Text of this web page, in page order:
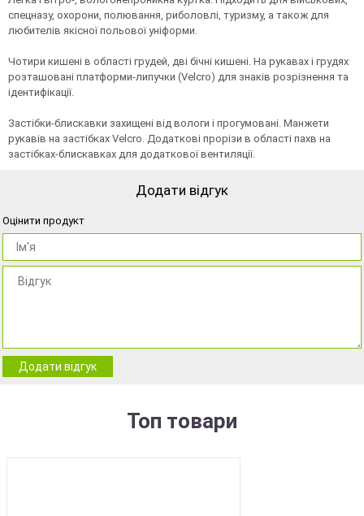
спецназу, охорони, полювання, риболовлі, туризму, а також для
любителів якісної польової уніформи.
Чотири кишені в області грудей, дві бічні кишені. На рукавах і грудях
розташовані платформи-липучки (Velcro) для знаків розрізнення та
ідентифікації.
Застібки-блискавки захищені від вологи і прогумовані. Манжети
рукавів на застібках Velcro. Додаткові прорізи в області пахв на
застібках-блискавках для додаткової вентиляції.
Додати відгук
Оцінити продукт
Додати відгук
Топ товари